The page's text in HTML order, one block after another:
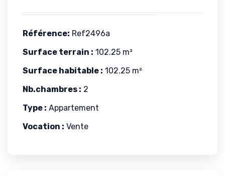
Référence: Ref2496a
Surface terrain : 102.25 m²
Surface habitable : 102.25 m²
Nb.chambres : 2
Type : Appartement
Vocation : Vente